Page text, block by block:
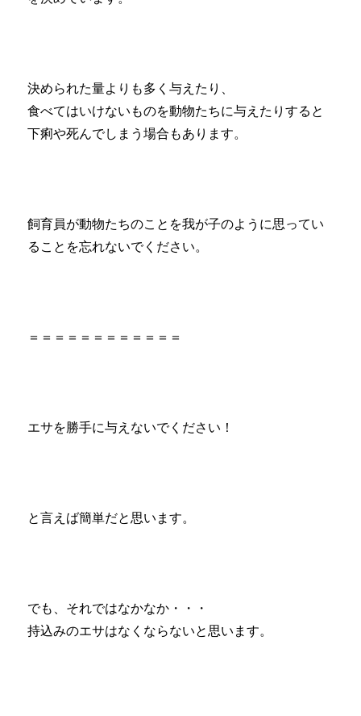
決められた量よりも多く与えたり、
食べてはいけないものを動物たちに与えたりすると
下痢や死んでしまう場合もあります。
飼育員が動物たちのことを我が子のように思ってい
ることを忘れないでください。
＝＝＝＝＝＝＝＝＝＝＝＝
エサを勝手に与えないでください！
と言えば簡単だと思います。
でも、それではなかなか・・・
持込みのエサはなくならないと思います。